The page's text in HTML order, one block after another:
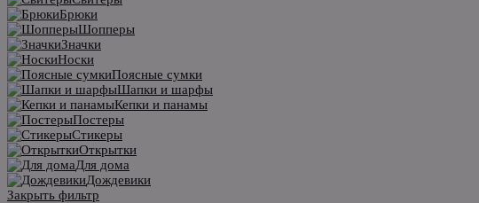
Брюки
Шопперы
Значки
Носки
Поясные сумки
Шапки и шарфы
Кепки и панамы
Постеры
Стикеры
Открытки
Для дома
Дождевики
Закрыть фильтр